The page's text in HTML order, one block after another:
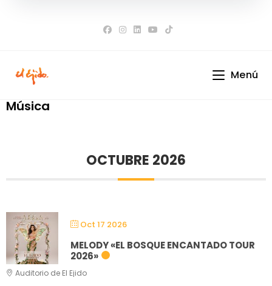
Menú
Música
OCTUBRE 2026
Oct 17 2026
MELODY «EL BOSQUE ENCANTADO TOUR
2026»
Auditorio de El Ejido